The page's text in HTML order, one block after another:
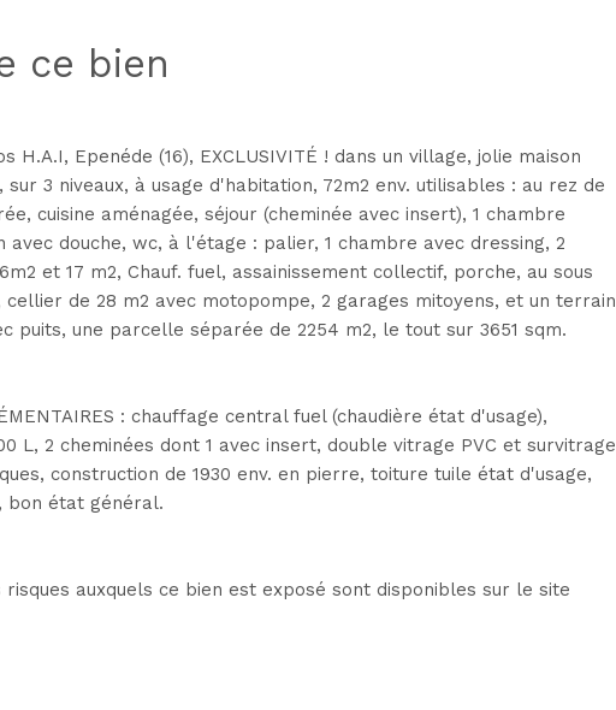
ce bien
H.A.I, Epenéde (16), EXCLUSIVITÉ ! dans un village, jolie maison
3 niveaux, à usage d'habitation, 72m2 env. utilisables : au rez de
cuisine aménagée, séjour (cheminée avec insert), 1 chambre
avec douche, wc, à l'étage : palier, 1 chambre avec dressing, 2
et 17 m2, Chauf. fuel, assainissement collectif, porche, au sous
cellier de 28 m2 avec motopompe, 2 garages mitoyens, et un terrain
puits, une parcelle séparée de 2254 m2, le tout sur 3651 sqm.
: chauffage central fuel (chaudière état d'usage),
L, 2 cheminées dont 1 avec insert, double vitrage PVC et survitrage
construction de 1930 env. en pierre, toiture tuile état d'usage,
bon état général.
auxquels ce bien est exposé sont disponibles sur le site